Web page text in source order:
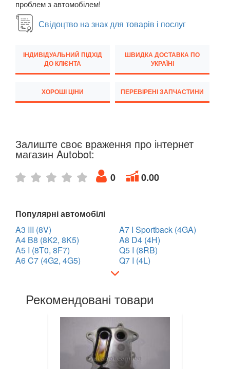
TT II (8J3, 8J9)
TT III (FV3, FV9)
CITROEN
keyboard_arrow_down
HYUNDAI
JAGUAR
KIA
LANCIA
LAND ROVER
MG
проблем з автомобілем!
Свідоцтво на знак для товарів і послуг
ІНДИВІДУАЛЬНИЙ ПІДХІД
ДО КЛІЄНТА
ШВИДКА ДОСТАВКА ПО
УКРАЇНІ
ХОРОШІ ЦІНИ ПЕРЕВІРЕНІ ЗАПЧАСТИНИ
Залиште своє враження про інтернет
магазин Autobot:
0 0.00
Популярні автомобілі
A3 III (8V)
A4 B8 (8K2, 8K5)
A5 I (8T0, 8F7)
A6 C7 (4G2, 4G5)
A7 I Sportback (4GA)
A8 D4 (4H)
Q5 I (8RB)
Q7 I (4L)
Рекомендовані товари